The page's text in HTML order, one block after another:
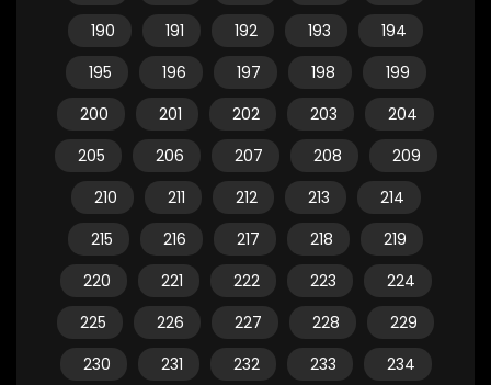
190
191 192 193
194
195
196 197 198
199
200
201 202 203
204
205
206 207 208
209
210
211 212 213
214
215
216 217 218
219
220
221 222 223
224
225
226 227 228
229
230
231 232 233
234